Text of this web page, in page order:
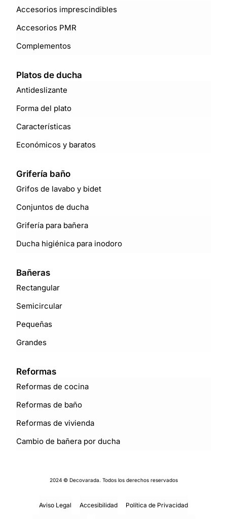
Accesorios imprescindibles
Accesorios PMR
Complementos
Platos de ducha
Antideslizante
Forma del plato
Características
Económicos y baratos
Grifería baño
Grifos de lavabo y bidet
Conjuntos de ducha
Grifería para bañera
Ducha higiénica para inodoro
Bañeras
Rectangular
Semicircular
Pequeñas
Grandes
Reformas
Reformas de cocina
Reformas de baño
Reformas de vivienda
Cambio de bañera por ducha
Aviso Legal Accesibilidad Política de Privacidad
2024 © Decovarada. Todos los derechos reservados